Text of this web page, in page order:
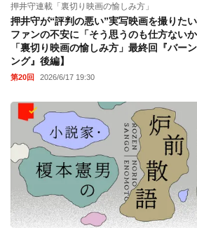
押井守連載「裏切り映画の愉しみ方」
押井守が“評判の悪い”実写映画を撮りた
ファンの不安に「そう思うのも仕方ない
「裏切り映画の愉しみ方」最終回『バー
ング』後編】
第20回 2026/6/17 19:30